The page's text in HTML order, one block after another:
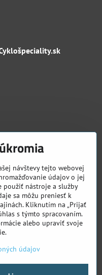
ako prví?
návštevy tejto webovej
údajov o jej
použiť nástroje a služby
sa môžu preniesť k
Kliknutím na „Prijať
s týmto spracovaním.
alebo upraviť svoje
údajov